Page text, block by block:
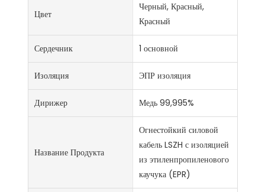
Цвет
Черный, Красный,
Красный
Сердечник 1 основной
Изоляция ЭПР изоляция
Дирижер Медь 99,995%
Название Продукта
Огнестойкий силовой
кабель LSZH с изоляцией
из этиленпропиленового
каучука (EPR)